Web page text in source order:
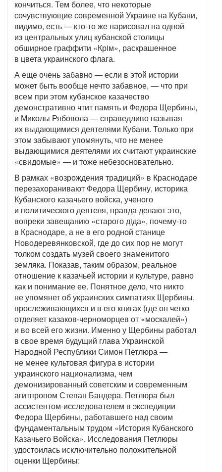
кончиться. Тем более, что некоторые
сочувствующие современной Украине на Кубани,
видимо, есть — кто-то же нарисовал на одной
из центральных улиц кубанской столицы
обширное граффити «Крiм», раскрашенное
в цвета украинского флага.
А еще очень забавно — если в этой истории
может быть вообще нечто забавное, — что при
всем при этом кубанское казачество
демонстративно чтит память и Федора Щербины,
и Миколы Рябовола — справедливо называя
их выдающимися деятелями Кубани. Только при
этом забывают упомянуть, что не менее
выдающимися деятелями их считают украинские
«свидомые» — и тоже небезосновательно.
В рамках «возрождения традиций» в Краснодаре
перезахоранивают Федора Щербину, историка
Кубанского казачьего войска, ученого
и политического деятеля, правда делают это,
вопреки завещанию «старого дiда», почему-то
в Краснодаре, а не в его родной станице
Новодеревянковской, где до сих пор не могут
толком создать музей своего знаменитого
земляка. Показав, таким образом, реальное
отношение к казачьей истории и культуре, равно
как и понимание ее. Понятное дело, что никто
не упомянет об украинских симпатиях Щербины,
прослеживающихся и в его книгах (где он четко
отделяет казаков-черноморцев от «москалей»)
и во всей его жизни. Именно у Щербины работал
в свое время будущий глава Украинской
Народной Республики Симон Петлюра —
не менее культовая фигура в истории
украинского национализма, чем
демонизированный советским и современным
агитпропом Степан Бандера. Петлюра был
ассистентом-исследователем в экспедиции
Федора Щербины, работавшего над своим
фундаментальным трудом «История Кубанского
Казачьего Войска». Исследования Петлюры
удостоилась исключительно положительной
оценки Щербины: